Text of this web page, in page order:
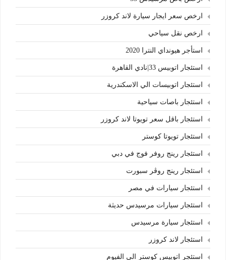
ارخص سعر ايجار سيارة لاند كروزر
ارخص نقل سياحي
استأجر هيونداي النترا 2020
استئجار اتوبيس 33|نادي القاهرة
استئجار اتوبيسات الي الاسكندرية
استئجار باصات سياحية
استئجار باقل سعر تويوتا لاند كروزر
استئجار تويوتا كوستر
استئجار رينج روفر فوج في دبي
استئجار رينج روڤر سبورت
استئجار سيارات في مصر
استئجار سيارات مرسيدس حديثة
استئجار سيارة مرسيدس
استئجار لاند كروزر
استئجر اتوبيس كوستر الي الفيوم